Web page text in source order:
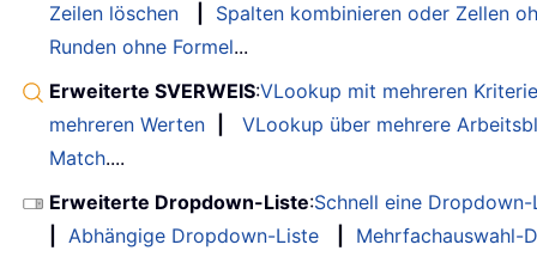
Zeilen löschen
Spalten kombinieren oder Zellen
Runden ohne Formel...
Erweiterte SVERWEIS:VLookup mit mehreren
mehreren Werten
VLookup über mehrere
Match....
Erweiterte Dropdown-Liste:Schnell eine
Abhängige Dropdown-Liste
Mehrfachauswahl-